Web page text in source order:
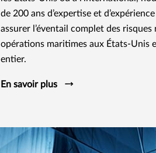
de 200 ans d’expertise et
assurer l’éventail complet des risques
opérations maritimes aux États-Unis
entier.
En savoir plus